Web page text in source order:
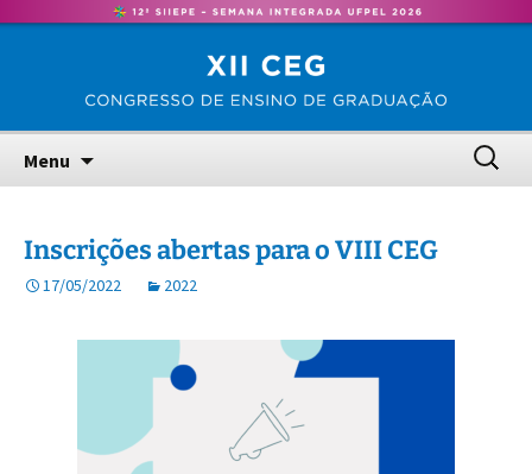
CEG
Congresso de Ensino de Graduação – UFPel
Menu
por:
Inscrições abertas para o VIII CEG
17/05/2022 2022